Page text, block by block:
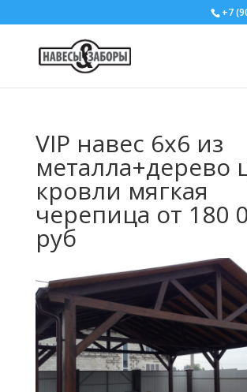
+7
VIP навес 6х6 из
металла+дерево
кровли мягкая
черепица от 180
руб